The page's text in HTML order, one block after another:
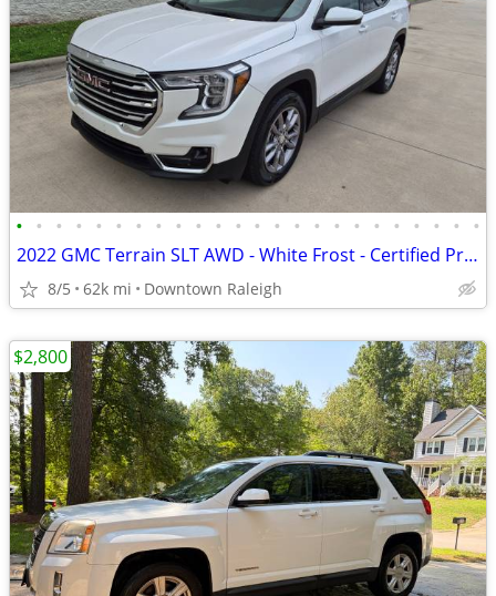
• • • • • • • • • • • • • • • • • • • • • • • •
2022 GMC Terrain SLT AWD - White Frost - Certified Pre-Owned!
8/5 62k mi Downtown Raleigh
$2,800